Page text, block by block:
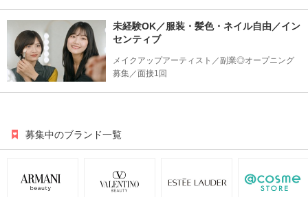
未経験OK／服装・髪色・ネイル自由／イン
センティブ
メイクアップアーティスト／副業◎オープニング
募集／面接1回
募集中のブランド一覧